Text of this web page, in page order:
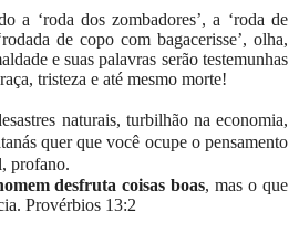
a ‘roda dos zombadores’, a ‘roda de
de copo com bagacerisse’, olha,
e suas palavras serão testemunhas
tristeza e até mesmo morte!
naturais, turbilhão na economia,
quer que você ocupe o pensamento
profano.
desfruta coisas boas, mas o que
Provérbios 13:2